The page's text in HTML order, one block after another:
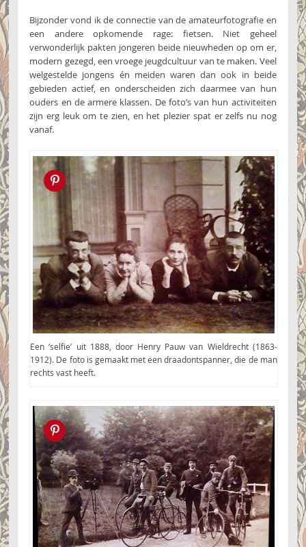
Bijzonder vond ik de connectie van de amateurfotografie en
een andere opkomende rage: fietsen. Niet geheel
verwonderlijk pakten jongeren beide nieuwheden op om er,
modern gezegd, een vroege jeugdcultuur van te maken. Veel
welgestelde jongens én meiden waren dan ook in beide
gebieden actief, en onderscheiden zich daarmee van hun
ouders en de armere klassen. De foto’s van hun activiteiten
zijn erg leuk om te zien, en het plezier spat er zelfs nu nog
vanaf.
Pin this!
Een ‘selfie’ uit 1888, door Henry Pauw van Wieldrecht (1863-
1912). De foto is gemaakt met een draadontspanner, die de man
rechts vast heeft.
Pin this!